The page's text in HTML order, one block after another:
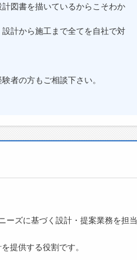
図書を描いているからこそわか
計から施工まで全てを自社で対
者の方もご相談下さい。
ーズに基づく設計・提案業務を担当
提供する役割です。